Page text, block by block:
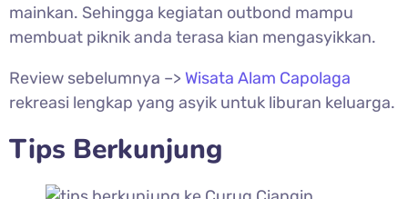
mainkan. Sehingga kegiatan outbond mampu
membuat piknik anda terasa kian mengasyikkan.
Review sebelumnya –> Wisata Alam Capolaga
rekreasi lengkap yang asyik untuk liburan keluarga.
Tips Berkunjung